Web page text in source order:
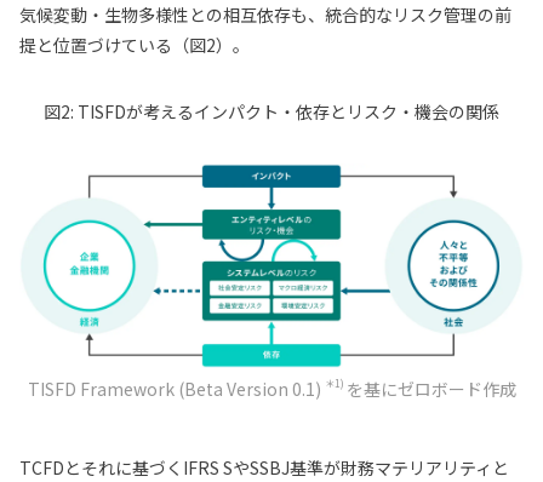
気候変動・生物多様性との相互依存も、統合的なリスク管理の前
提と位置づけている（図2）。
図2: TISFDが考えるインパクト・依存とリスク・機会の関係
TISFD Framework (Beta Version 0.1) ＊1) を基にゼロボード作成
TCFDとそれに基づくIFRS SやSSBJ基準が財務マテリアリティと